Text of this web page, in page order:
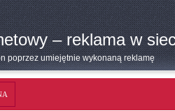
– reklama w
poprzez umiejętnie wykonaną reklamę